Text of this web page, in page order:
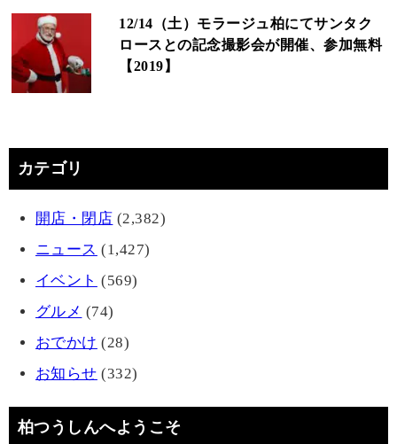
12/14（土）モラージュ柏にてサンタク
ロースとの記念撮影会が開催、参加無料
【2019】
カテゴリ
開店・閉店 (2,382)
ニュース (1,427)
イベント (569)
グルメ (74)
おでかけ (28)
お知らせ (332)
柏つうしんへようこそ